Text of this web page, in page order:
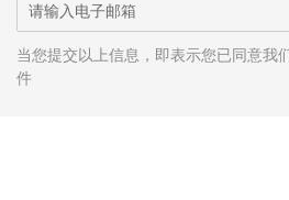
当您提交以上信息，即表示您已同意我
件